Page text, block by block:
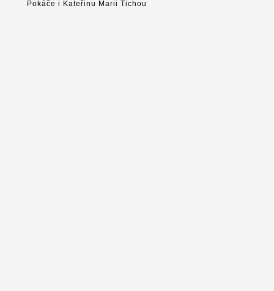
Pokáče i Kateřinu Marii Tichou